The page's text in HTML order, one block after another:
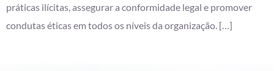
práticas ilícitas, assegurar a conformidade legal e promover
condutas éticas em todos os níveis da organização. […]